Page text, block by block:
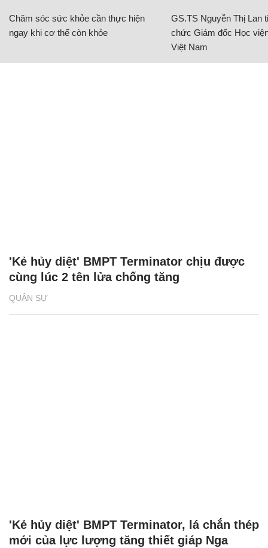
Chăm sóc sức khỏe cần thực hiện
ngay khi cơ thể còn khỏe
GS.TS Nguyễn Thị Lan
chức Giám đốc Học
Việt Nam
QUÂN SỰ
'Kẻ hủy diệt' BMPT Terminator chịu được
cùng lúc 2 tên lửa chống tăng
'Kẻ hủy diệt' BMPT Terminator, lá chắn thép
mới của lực lượng tăng thiết giáp Nga